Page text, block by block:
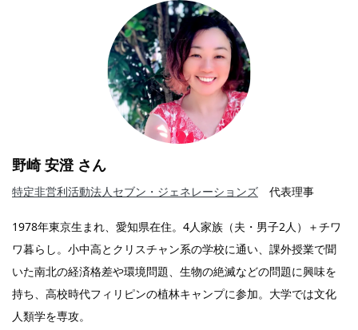
野崎 安澄 さん
特定非営利活動法人セブン・ジェネレーションズ 代表理事
1978年東京生まれ、愛知県在住。4人家族（夫・男子2人）＋チワ
ワ暮らし。小中高とクリスチャン系の学校に通い、課外授業で聞
いた南北の経済格差や環境問題、生物の絶滅などの問題に興味を
持ち、高校時代フィリピンの植林キャンプに参加。大学では文化
人類学を専攻。